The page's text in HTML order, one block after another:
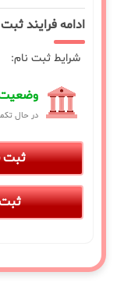
ادامه فرایند
شرایط ثبت نام:
وضعیت
در حال
ثبت
ثبت